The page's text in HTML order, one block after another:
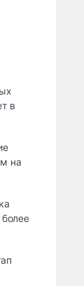
в
на